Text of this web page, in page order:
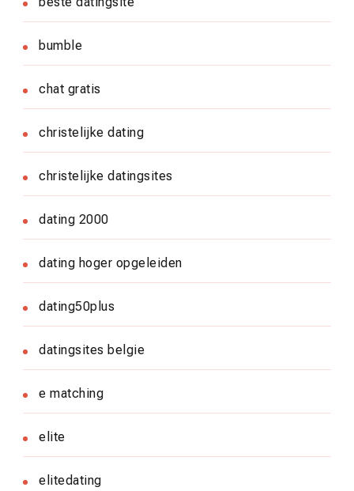
bumble
chat gratis
christelijke dating
christelijke datingsites
dating 2000
dating hoger opgeleiden
dating50plus
datingsites belgie
e matching
elite
elitedating